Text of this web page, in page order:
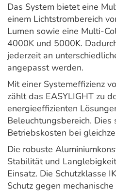
Das System bietet eine
einem Lichtstrombereich
Lumen sowie eine Multi-
4000K und 5000K.
jederzeit an
angepasst werden.
Mit einer Systemeffizienz
zählt das EASYLIGHT zu
energieeffizienten
Beleuchtungsbereich.
Betriebskosten bei
Die robuste
Stabilität und
Einsatz. Die Schutzklasse
Schutz gegen